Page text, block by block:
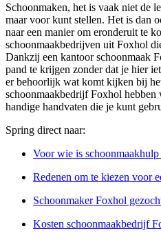
Schoonmaken, het is vaak niet de
maar voor kunt stellen. Het is dan
naar een manier om eronderuit te
schoonmaakbedrijven uit Foxhol
Dankzij een kantoor schoonmaak
pand te krijgen zonder dat je hier
er behoorlijk wat komt kijken bij
schoonmaakbedrijf Foxhol hebben
handige handvaten die je kunt
Spring direct naar:
Voor wie is
Redenen om te kiezen voor
Schoonmaker Foxhol
Kosten schoonmaakbedrijf